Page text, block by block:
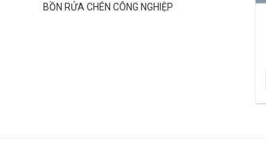
BỒN RỬA CHÉN CÔNG NGHIỆP